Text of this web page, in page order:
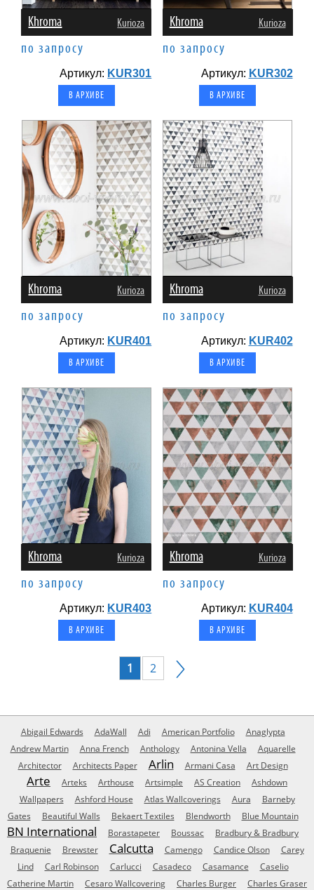
Khroma Kurioza
по запросу
Артикул: KUR301
В АРХИВЕ
Khroma Kurioza
по запросу
Артикул: KUR302
В АРХИВЕ
Khroma Kurioza
по запросу
Артикул: KUR401
В АРХИВЕ
Khroma Kurioza
по запросу
Артикул: KUR402
В АРХИВЕ
Khroma Kurioza
по запросу
Артикул: KUR403
В АРХИВЕ
Khroma Kurioza
по запросу
Артикул: KUR404
В АРХИВЕ
1 2
Abigail Edwards AdaWall Adi American Portfolio
Anaglypta
Andrew Martin
Anna French Anthology Antonina Vella
Aquarelle
Architector
Architects Paper Arlin Armani Casa Art Design
Arte Arteks Arthouse Artsimple AS Creation
Ashdown
Wallpapers
Ashford House Atlas Wallcoverings Aura
Barneby
Gates
Beautiful Walls Bekaert Textiles Blendworth Blue Mountain
BN International Borastapeter Boussac
Bradbury & Bradbury
Braquenie
Brewster Calcutta Camengo Candice Olson
Carey
Lind
Carl Robinson Carlucci Casadeco Casamance
Caselio
Catherine Martin
Cesaro Wallcovering Charles Burger
Charles Graser